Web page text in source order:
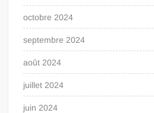
octobre 2024
septembre 2024
août 2024
juillet 2024
juin 2024